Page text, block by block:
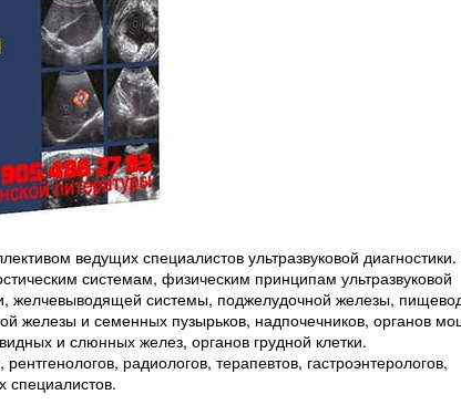
ведущих специалистов ультразвуковой диагностики.
системам, физическим принципам ультразвуковой
желчевыводящей системы, поджелудочной железы,
железы и семенных пузырьков, надпочечников, органов
и слюнных желез, органов грудной клетки.
радиологов, терапевтов, гастроэнтерологов,
специалистов.